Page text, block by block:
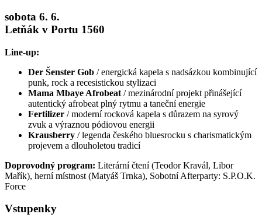
sobota 6. 6.
Letňák v Portu 1560
Line-up:
Der Šenster Gob / energická kapela s nadsázkou kombinující
punk, rock a recesistickou stylizaci
Mama Mbaye Afrobeat / mezinárodní projekt přinášející
autentický afrobeat plný rytmu a taneční energie
Fertilizer / moderní rocková kapela s důrazem na syrový
zvuk a výraznou pódiovou energii
Krausberry / legenda českého bluesrocku s charismatickým
projevem a dlouholetou tradicí
Doprovodný program: Literární čtení (Teodor Kravál, Libor
Mařík), herní místnost (Matyáš Trnka), Sobotní Afterparty: S.P.O.K.
Force
Vstupenky